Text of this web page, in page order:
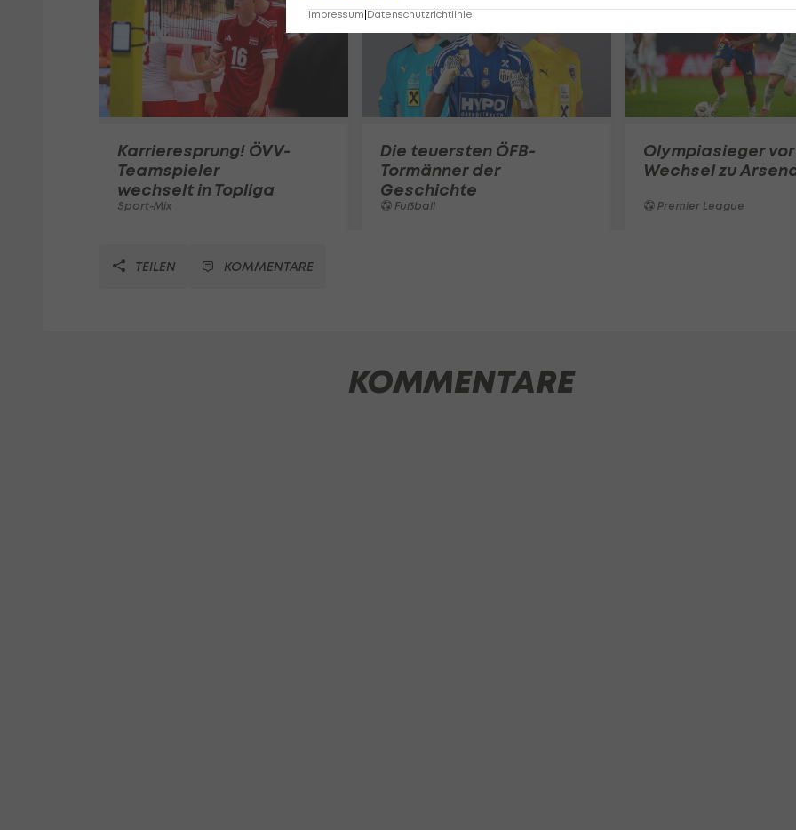
Karrieresprung! ÖVV-
Teamspieler
wechselt in Topliga
Sport-Mix
Die teuersten ÖFB-
Tormänner der
Geschichte
Fußball
Olympiasieger vor
Wechsel zu
Premier League
TEILEN KOMMENTARE
KOMMENTARE
Impressum|Datenschutzrichtlinie